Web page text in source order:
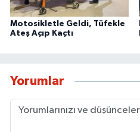
Motosikletle Geldi, Tüfekle
Ateş Açıp Kaçtı
Yorumlar